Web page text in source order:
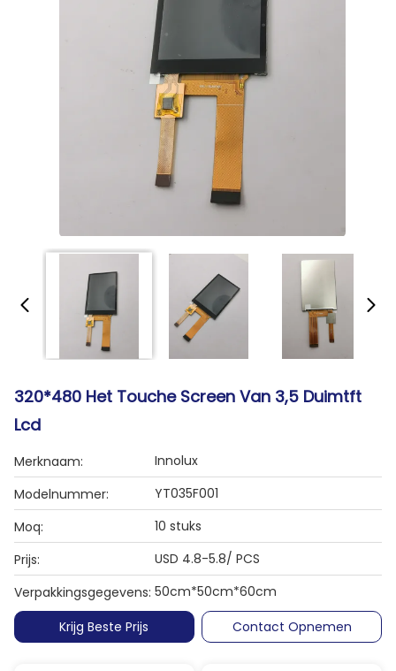
320*480 Het Touche Screen Van 3,5 Duimtft
Lcd
Merknaam:
Innolux
Modelnummer:
YT035F001
Moq:
10 stuks
Prijs:
USD 4.8-5.8/ PCS
Verpakkingsgegevens: 50cm*50cm*60cm
Krijg Beste Prijs
Contact Opnemen